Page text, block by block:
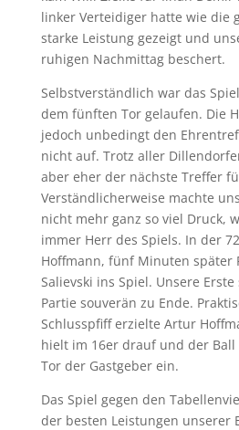
linker Verteidiger hatte wie die
starke Leistung gezeigt und
ruhigen Nachmittag beschert.
Selbstverständlich war das
dem fünften Tor gelaufen. Die
jedoch unbedingt den
nicht auf. Trotz aller
aber eher der nächste Treffer
Verständlicherweise machte
nicht mehr ganz so viel Druck,
immer Herr des Spiels. In der
Hoffmann, fünf Minuten später
Salievski ins Spiel. Unsere
Partie souverän zu Ende.
Schlusspfiff erzielte Artur
hielt im 16er drauf und der
Tor der Gastgeber ein.
Das Spiel gegen den
der besten Leistungen unserer